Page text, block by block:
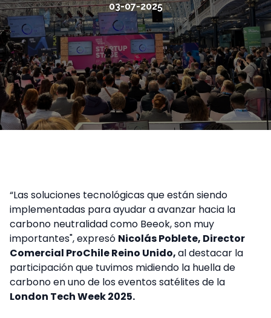
03-07-2025
“Las soluciones tecnológicas que están siendo
implementadas para ayudar a avanzar hacia la
carbono neutralidad como Beeok, son muy
importantes", expresó Nicolás Poblete, Director
Comercial ProChile Reino Unido,al destacar la
participación que tuvimos midiendo la huella de
carbono en uno de los eventos satélites de la
London Tech Week 2025.